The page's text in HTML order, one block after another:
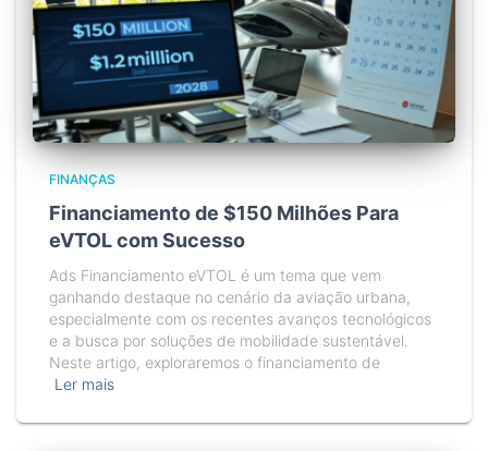
FINANÇAS
Financiamento de $150 Milhões Para
eVTOL com Sucesso
Ads Financiamento eVTOL é um tema que vem
ganhando destaque no cenário da aviação urbana,
especialmente com os recentes avanços tecnológicos
e a busca por soluções de mobilidade sustentável.
Neste artigo, exploraremos o financiamento de
Ler mais